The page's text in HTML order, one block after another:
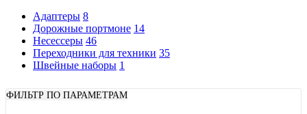
Адаптеры 8
Дорожные портмоне 14
Несессеры 46
Переходники для техники 35
Швейные наборы 1
ФИЛЬТР ПО ПАРАМЕТРАМ